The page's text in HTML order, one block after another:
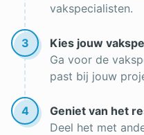
vakspecialisten.
3
Kies jouw
Ga voor de
past bij jouw
4
Geniet van het
Deel het met